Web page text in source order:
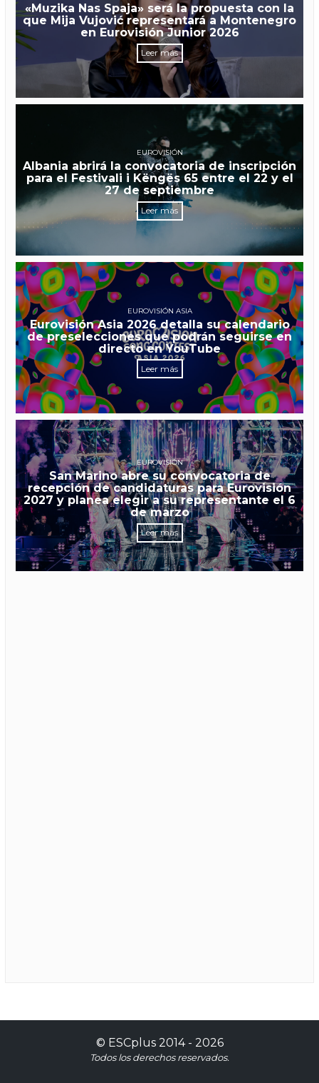
«Muzika Nas Spaja» será la propuesta con la
que Mija Vujović representará a Montenegro
en Eurovisión Junior 2026
Leer más
EUROVISIÓN
Albania abrirá la convocatoria de inscripción
para el Festivali i Këngës 65 entre el 22 y el
27 de septiembre
Leer más
EUROVISIÓN ASIA
Eurovisión Asia 2026 detalla su calendario
de preselecciones que podrán seguirse en
directo en YouTube
Leer más
EUROVISIÓN
San Marino abre su convocatoria de
recepción de candidaturas para Eurovisión
2027 y planea elegir a su representante el 6
de marzo
Leer más
© ESCplus2014 - 2026
Todos los derechos reservados.